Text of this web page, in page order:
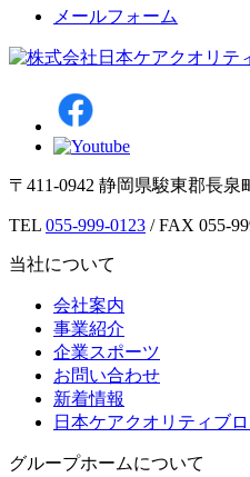
メールフォーム
〒411-0942 静岡県駿東郡長泉
TEL 055-999-0123 / FAX 055-
当社について
会社案内
事業紹介
企業スポーツ
お問い合わせ
新着情報
日本ケアクオリティブ
グループホームについて